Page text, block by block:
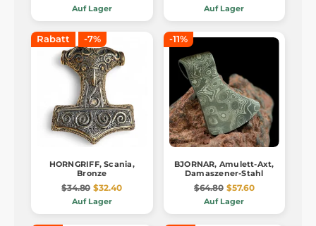
Auf Lager Auf Lager
Rabatt -7%
HORNGRIFF, Scania,
Bronze
$34.80 $32.40
Auf Lager
-11%
BJORNAR, Amulett-Axt,
Damaszener-Stahl
$64.80 $57.60
Auf Lager